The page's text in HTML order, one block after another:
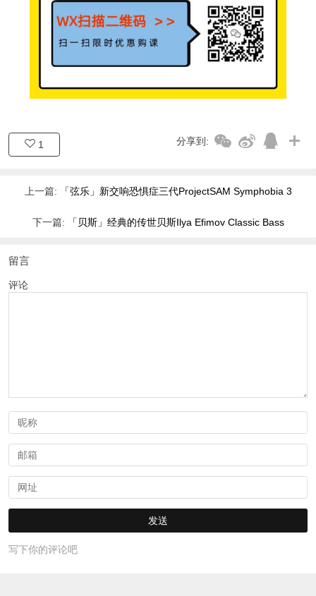
1 分享到:
上一篇: 「弦乐」新交响恐惧症三代ProjectSAM Symphobia 3
下一篇: 「贝斯」经典的传世贝斯Ilya Efimov Classic Bass
留言
评论
写下你的评论吧